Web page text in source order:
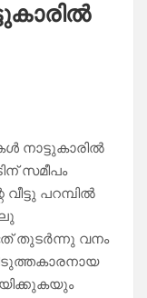
നാട്ടുകാരിൽ
സമീപം
പറമ്പിൽ
തുടർന്നു വനം